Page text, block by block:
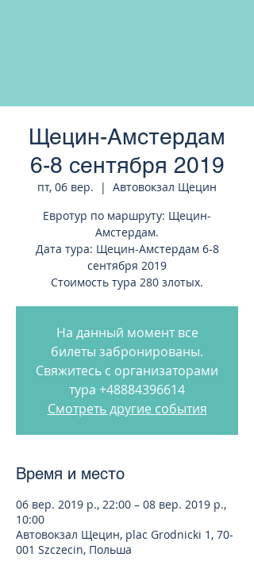
Щецин-Амстердам
6-8 сентября 2019
пт, 06 вер.
  |
Автовокзал Щецин
Евротур по маршруту: Щецин-
Амстердам.
Дата тура: Щецин-Амстердам 6-8
сентября 2019
Стоимость тура 280 злотых.
На данный момент все
билеты забронированы.
Свяжитесь с организаторами
тура +48884396614
Смотреть другие события
Время и место
06 вер. 2019 р., 22:00 – 08 вер. 2019 р.,
10:00
Автовокзал Щецин, plac Grodnicki 1, 70-
001 Szczecin, Польша